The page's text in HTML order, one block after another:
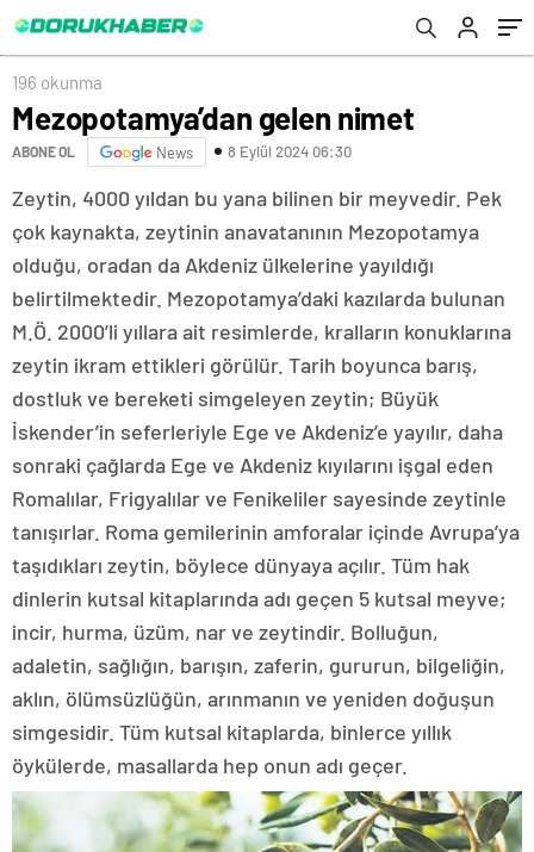
196 okunma
Mezopotamya’dan gelen nimet
ABONE OL News 8 Eylül 2024 06:30
Zeytin, 4000 yıldan bu yana bilinen bir meyvedir. Pek
çok kaynakta, zeytinin anavatanının Mezopotamya
olduğu, oradan da Akdeniz ülkelerine yayıldığı
belirtilmektedir. Mezopotamya’daki kazılarda bulunan
M.Ö. 2000’li yıllara ait resimlerde, kralların konuklarına
zeytin ikram ettikleri görülür. Tarih boyunca barış,
dostluk ve bereketi simgeleyen zeytin; Büyük
İskender’in seferleriyle Ege ve Akdeniz’e yayılır, daha
sonraki çağlarda Ege ve Akdeniz kıyılarını işgal eden
Romalılar, Frigyalılar ve Fenikeliler sayesinde zeytinle
tanışırlar. Roma gemilerinin amforalar içinde Avrupa’ya
taşıdıkları zeytin, böylece dünyaya açılır. Tüm hak
dinlerin kutsal kitaplarında adı geçen 5 kutsal meyve;
incir, hurma, üzüm, nar ve zeytindir. Bolluğun,
adaletin, sağlığın, barışın, zaferin, gururun, bilgeliğin,
aklın, ölümsüzlüğün, arınmanın ve yeniden doğuşun
simgesidir. Tüm kutsal kitaplarda, binlerce yıllık
öykülerde, masallarda hep onun adı geçer.